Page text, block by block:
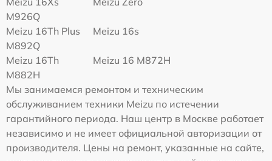
M926Q
Meizu 16Th Plus
M892Q
Meizu 16s
Meizu 16Th
M882H
Meizu 16 M872H
Мы занимаемся ремонтом и техническим
обслуживанием техники Meizu по истечении
гарантийного периода. Наш центр в Москве работает
независимо и не имеет официальной авторизации от
производителя. Цены на ремонт, указанные на сайте,